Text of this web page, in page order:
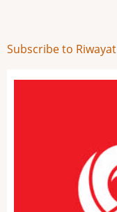
Subscribe to Riwayat